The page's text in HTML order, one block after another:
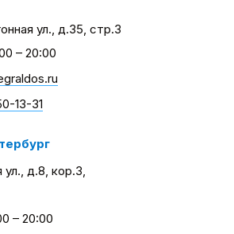
д.8, кор.3,
– 20:00
ул., д.35, стр.3
– 20:00
13-31